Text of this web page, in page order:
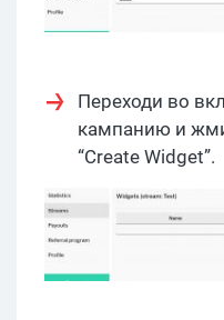
Переходи во
кампанию и
“Create Widget”.